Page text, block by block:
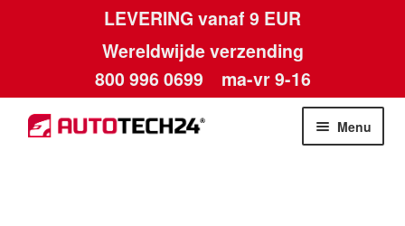
LEVERING vanaf 9 EUR
Wereldwijde verzending
800 996 0699 ma-vr 9-16
Ga
door
Ga
naar
Menu